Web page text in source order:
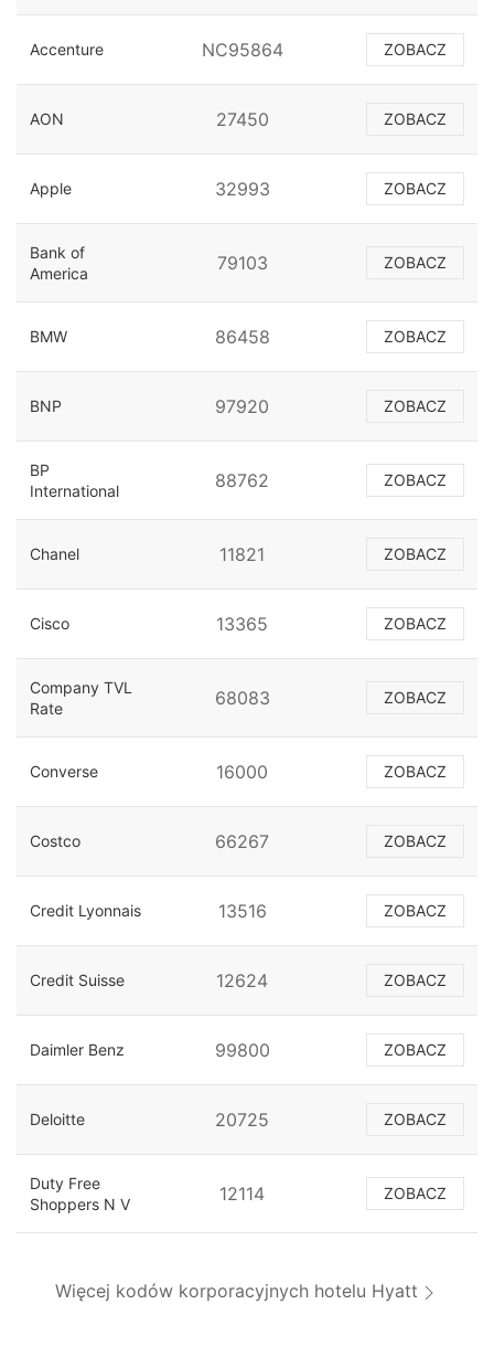
Accenture NC95864 ZOBACZ
AON 27450 ZOBACZ
Apple 32993 ZOBACZ
Bank of
America
79103 ZOBACZ
BMW 86458 ZOBACZ
BNP 97920 ZOBACZ
BP
International
88762 ZOBACZ
Chanel 11821 ZOBACZ
Cisco 13365 ZOBACZ
Company TVL
Rate
68083 ZOBACZ
Converse 16000 ZOBACZ
Costco 66267 ZOBACZ
Credit Lyonnais 13516 ZOBACZ
Credit Suisse 12624 ZOBACZ
Daimler Benz 99800 ZOBACZ
Deloitte 20725 ZOBACZ
Duty Free
Shoppers N V
12114 ZOBACZ
Więcej kodów korporacyjnych hotelu Hyatt